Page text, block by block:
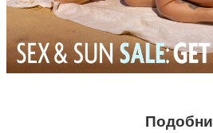
Подобни